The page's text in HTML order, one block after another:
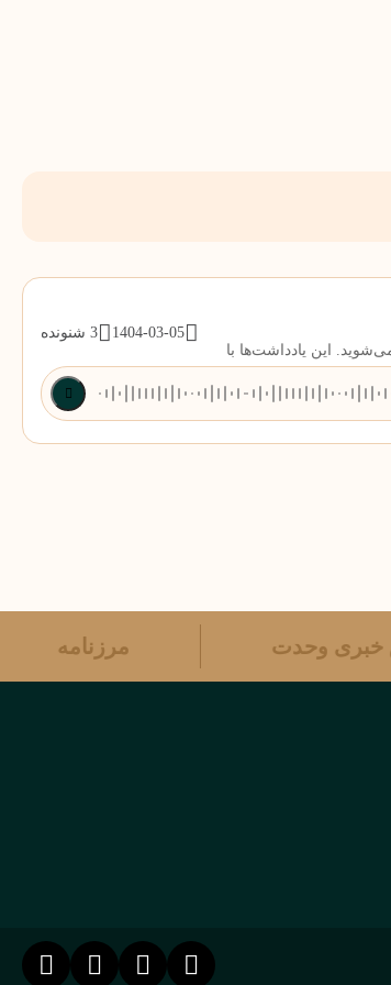
1404-03-05
3 شنونده
این یادداشت‌ها با
حقوقی.
مرزنامه خبری وحدت